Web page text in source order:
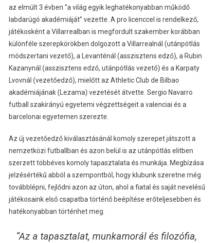
az elmúlt 3 évben “a világ egyik leghatékonyabban működő
labdarúgó akadémiáját” vezette. A pro licenccel is rendelkező,
játékosként a Villarrealban is megfordult szakember korábban
különféle szerepkörökben dolgozott a Villarrealnál (utánpótlás
módszertani vezető), a Levanténál (asszisztens edző), a Rubin
Kazanynál (asszisztens edző, utánpótlás vezető) és a Karpaty
Lvovnál (vezetőedző), mielőtt az Athletic Club de Bilbao
akadémiájának (Lezama) vezetését átvette. Sergio Navarro
futball szakirányú egyetemi végzettségeit a valenciai és a
barcelonai egyetemen szerezte.
Az új vezetőedző kiválasztásánál komoly szerepet játszott a
nemzetközi futballban és azon belül is az utánpótlás elitben
szerzett többéves komoly tapasztalata és munkája. Megbízása
jelzésértékű abból a szempontból, hogy klubunk szeretne még
továbblépni, fejlődni azon az úton, ahol a fiatal és saját nevelésű
játékosaink első csapatba történő beépítése erőteljesebben és
hatékonyabban történhet meg.
“Az a tapasztalat, munkamorál és filozófia,